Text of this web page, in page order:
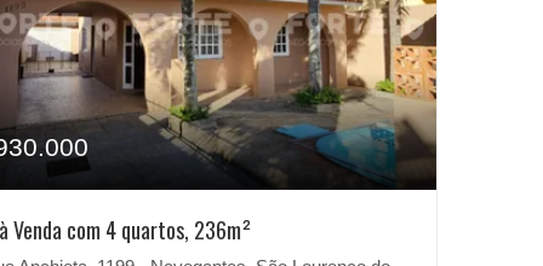
Venda com 4 quartos, 236m²